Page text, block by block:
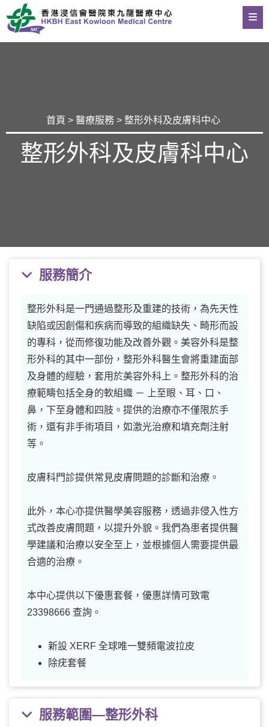
首頁 > 醫療服務> 整形外科及皮膚科中心
整形外科及皮膚科中心
服務簡介
整形外科是一門通過整形及重建的技術，為先天性
缺陷或因創傷和疾病而導致的組織缺失、畸形而設
的專科，從而修復功能及改善外觀。美容外科是整
形外科的其中一部份，整形外科醫生會將重建面部
及身體的經驗，套用於美容外科上。整形外科的治
療範疇包括全身的軟組織 － 上至眼、耳、口、
鼻，下至身體和四肢。提供的治療亦不僅限於手
術，還有非手術項目，如激光治療和填充劑注射
等。
皮膚科門診提供常見皮膚問題的診斷和治療。
此外，本心亦提供醫學美容服務，透過非侵入性方
式改善皮膚問題，以提升外貌。我們為患者提供醫
學建議和治療以安全至上，並根據個人需要提供最
合適的治療。
本中心提供以下優惠套餐，優惠詳情可致電
23398666 查詢。
新設 XERF 全球唯一雙頻電波拉皮
除疣套餐
服務範圍—整形外科